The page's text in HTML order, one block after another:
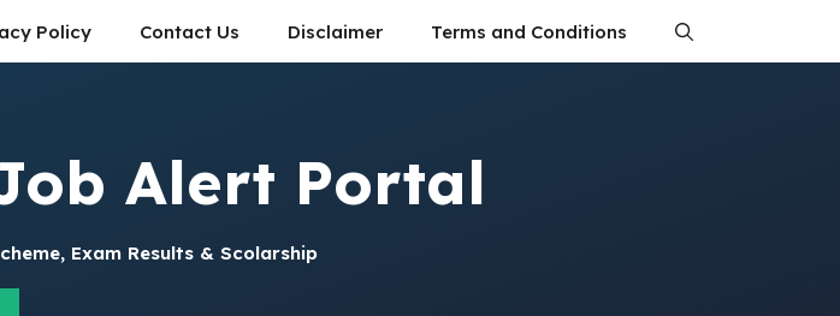
Policy Contact Us Disclaimer Terms and Conditions
Alert Portal
Exam Results & Scolarship